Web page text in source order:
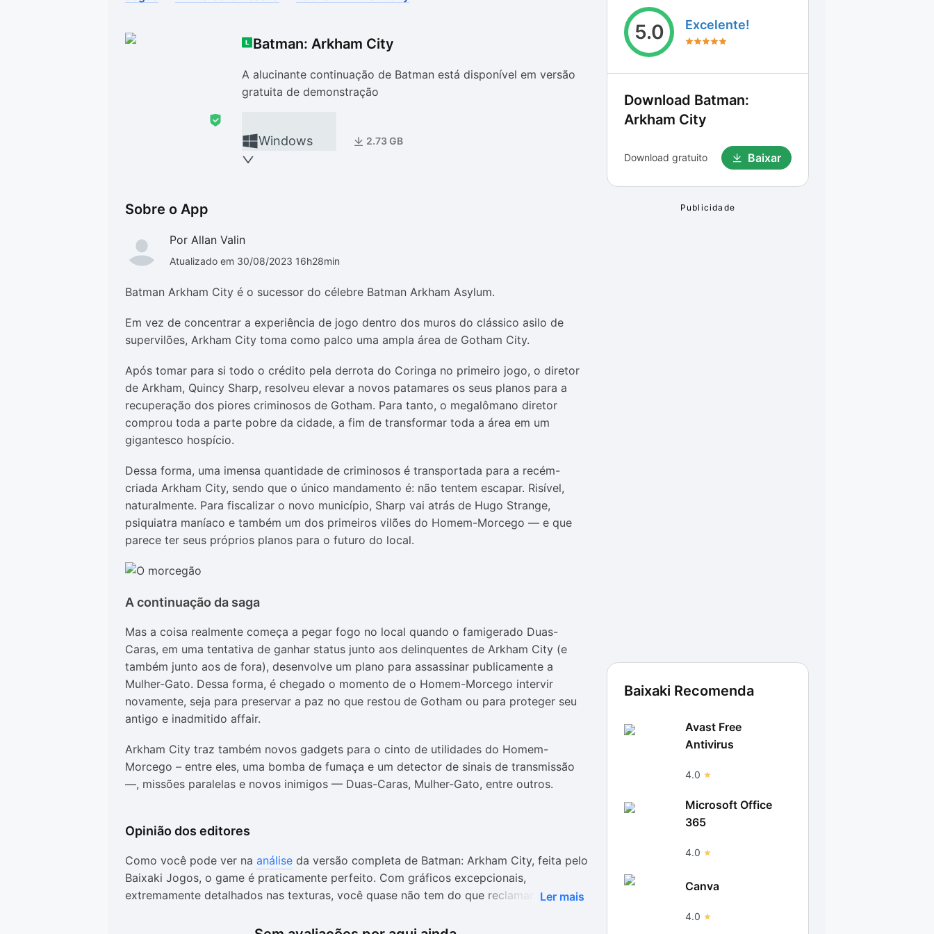
Batman: Arkham City
A alucinante continuação de Batman está disponível em versão
gratuita de demonstração
Windows 2.73 GB
Sobre o App
Por Allan Valin
Atualizado em 30/08/2023 16h28min
Batman Arkham City é o sucessor do célebre Batman Arkham Asylum.
Em vez de concentrar a experiência de jogo dentro dos muros do clássico asilo de
supervilões, Arkham City toma como palco uma ampla área de Gotham City.
Após tomar para si todo o crédito pela derrota do Coringa no primeiro jogo, o diretor
de Arkham, Quincy Sharp, resolveu elevar a novos patamares os seus planos para a
recuperação dos piores criminosos de Gotham. Para tanto, o megalômano diretor
comprou toda a parte pobre da cidade, a fim de transformar toda a área em um
gigantesco hospício.
Dessa forma, uma imensa quantidade de criminosos é transportada para a recém-
criada Arkham City, sendo que o único mandamento é: não tentem escapar. Risível,
naturalmente. Para fiscalizar o novo município, Sharp vai atrás de Hugo Strange,
psiquiatra maníaco e também um dos primeiros vilões do Homem-Morcego — e que
parece ter seus próprios planos para o futuro do local.
A continuação da saga
Mas a coisa realmente começa a pegar fogo no local quando o famigerado Duas-
Caras, em uma tentativa de ganhar status junto aos delinquentes de Arkham City (e
também junto aos de fora), desenvolve um plano para assassinar publicamente a
Mulher-Gato. Dessa forma, é chegado o momento de o Homem-Morcego intervir
novamente, seja para preservar a paz no que restou de Gotham ou para proteger seu
antigo e inadmitido affair.
Arkham City traz também novos gadgets para o cinto de utilidades do Homem-
Morcego – entre eles, uma bomba de fumaça e um detector de sinais de transmissão
—, missões paralelas e novos inimigos — Duas-Caras, Mulher-Gato, entre outros.
Opinião dos editores
Como você pode ver na análise da versão completa de Batman: Arkham City, feita pelo
Baixaki Jogos, o game é praticamente perfeito. Com gráficos excepcionais,
extremamente detalhados nas texturas, você quase não tem do que reclamar sobre seu
Ler mais
5.0 Excelente!
Download Batman:
Arkham City
Download gratuito Baixar
Baixaki Recomenda
Avast Free
Antivirus
4.0
Microsoft Office
365
4.0
Canva
4.0